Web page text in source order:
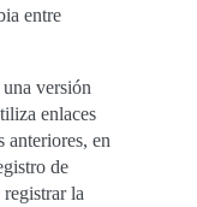
entre
versión
enlaces
anteriores, en
de
la